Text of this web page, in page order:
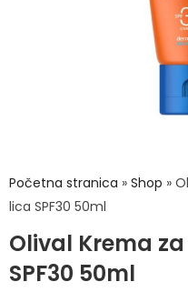
Početna stranica » Shop »
lica SPF30 50ml
Olival Krema
SPF30 50ml